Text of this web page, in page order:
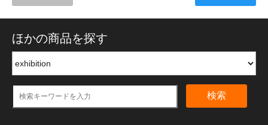
ほかの商品を探す
検索